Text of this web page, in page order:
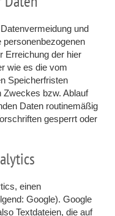
und
Erreichung der hier
wie es die vom
Speicherfristen
Zweckes bzw. Ablauf
Daten routinemäßig
gesperrt oder
einen
Google). Google
Textdateien, die auf